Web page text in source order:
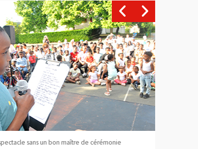
sans un bon maître de cérémonie